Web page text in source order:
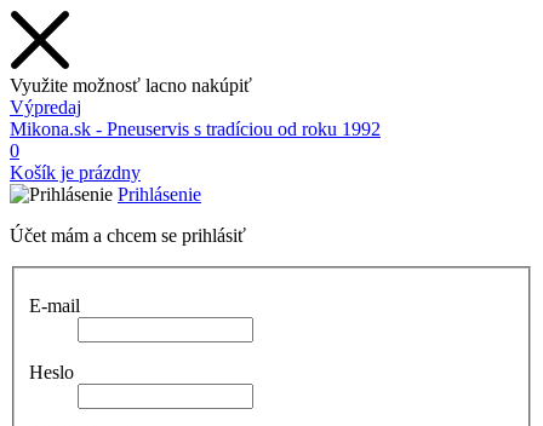
Využite možnosť lacno nakúpiť
Výpredaj
Mikona.sk - Pneuservis s tradíciou od roku 1992
0
Košík je prázdny
Prihlásenie
Účet mám a chcem se prihlásiť
E-mail
Heslo